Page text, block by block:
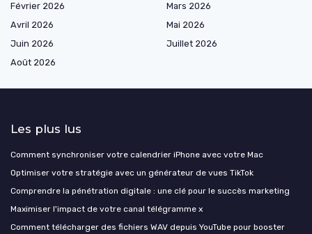
Février 2026
Mars 2026
Avril 2026
Mai 2026
Juin 2026
Juillet 2026
Août 2026
Les plus lus
Comment synchroniser votre calendrier iPhone avec votre Mac
Optimiser votre stratégie avec un générateur de vues TikTok
Comprendre la pénétration digitale : une clé pour le succès marketing
Maximiser l'impact de votre canal télégramme x
Comment télécharger des fichiers WAV depuis YouTube pour booster